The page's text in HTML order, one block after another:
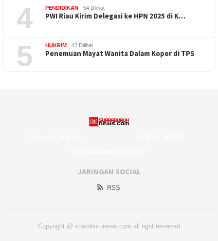
4 PENDIDIKAN 54 Dilihat
PWI Riau Kirim Delegasi ke HPN 2025 di K…
5 HUKRIM 42 Dilihat
Penemuan Mayat Wanita Dalam Koper di TPS
JARINGAN SOCIAL
RSS
Copyright @ suaraburunews.com all right reserved